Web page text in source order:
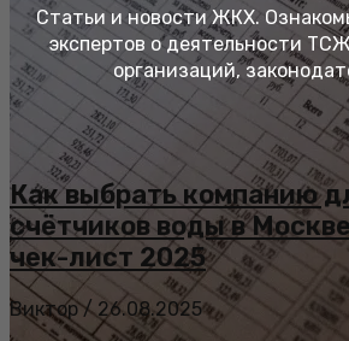
Статьи и новости ЖКХ.
экспертов о деятельности
организаций,
Как выбрать компанию
счётчиков воды в
чек-лист 2025
Виктор / 26.08.2025